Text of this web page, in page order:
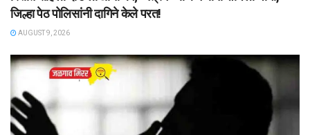
जिल्हा पेठ पोलिसांनी दागिने केले परत!
AUGUST 9, 2026